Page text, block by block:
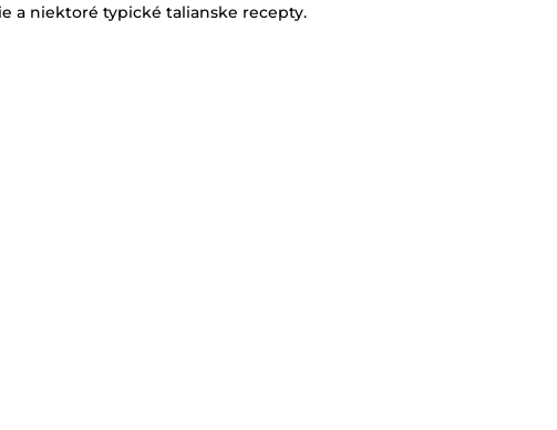
a niektoré typické talianske recepty.